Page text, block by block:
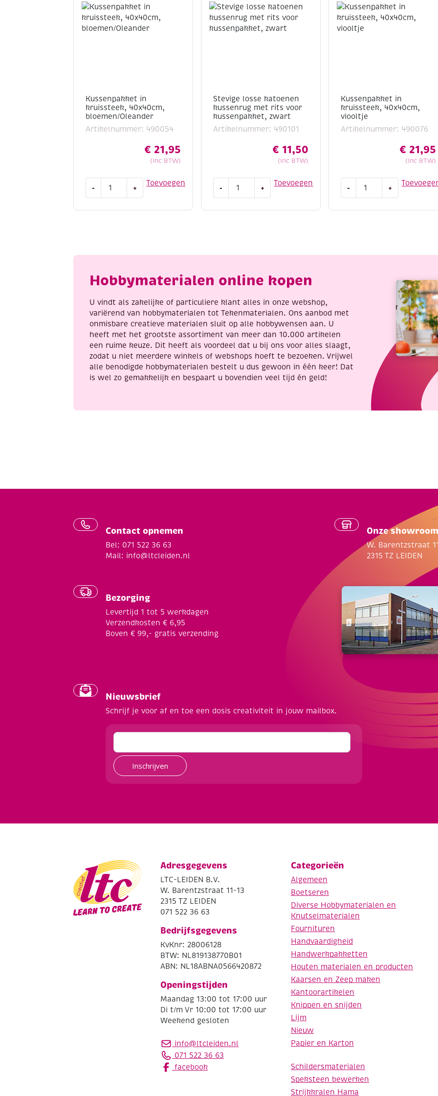
Kussenpakket in
kruissteek, 40x40cm,
bloemen/Oleander
Artikelnummer: 490054
€ 21,95
(Inc BTW)
Toevoegen
- +
Stevige losse katoenen
kussenrug met rits voor
kussenpakket, zwart
Artikelnummer: 490101
€ 11,50
(Inc BTW)
Toevoegen
-
kussenpakket,
aantal
+
Kussenpakket in
kruissteek, 40x40cm,
viooltje
Artikelnummer: 490076
€ 21,95
(Inc BTW)
- +
Hobbymaterialen online kopen
U vindt als zakelijke of particuliere klant alles in onze webshop,
variërend van hobbymaterialen tot Tekenmaterialen. Ons aanbod met
onmisbare creatieve materialen sluit op alle hobbywensen aan. U
heeft met het grootste assortiment van meer dan 10.000 artikelen
een ruime keuze. Dit heeft als voordeel dat u bij ons voor alles slaagt,
zodat u niet meerdere winkels of webshops hoeft te bezoeken. Vrijwel
alle benodigde hobbymaterialen bestelt u dus gewoon in één keer! Dat
is wel zo gemakkelijk en bespaart u bovendien veel tijd én geld!
Contact opnemen
Bel: 071 522 36 63
Mail: info@ltcleiden.nl
Bezorging
Levertijd 1 tot 5 werkdagen
Verzendkosten € 6,95
Boven € 99,- gratis verzending
Onze showroom
W. Barentzstraat
2315 TZ LEIDEN
Nieuwsbrief
Schrijf je voor af en toe een dosis creativiteit in jouw mailbox.
Inschrijven
Adresgegevens
LTC-LEIDEN B.V.
W. Barentzstraat 11-13
2315 TZ LEIDEN
071 522 36 63
Bedrijfsgegevens
KvKnr: 28006128
BTW: NL819138770B01
ABN: NL18ABNA0566420872
Openingstijden
Maandag 13:00 tot 17:00 uur
Di t/m Vr 10:00 tot 17:00 uur
Weekend gesloten
info@ltcleiden.nl
071 522 36 63
facebook
Categorieën
Algemeen
Boetseren
Diverse Hobbymaterialen en
Knutselmaterialen
Fournituren
Handvaardigheid
Handwerkpakketten
Houten materialen en producten
Kaarsen en Zeep maken
Kantoorartikelen
Knippen en snijden
Lijm
Nieuw
Papier en Karton
Schildersmaterialen
Speksteen bewerken
Strijkkralen Hama